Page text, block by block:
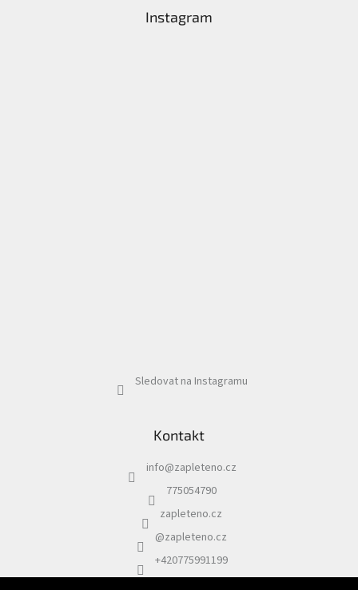
Instagram
Sledovat na Instagramu
Kontakt
info@zapleteno.cz
775054790
zapleteno.cz
@zapleteno.cz
+420775991199